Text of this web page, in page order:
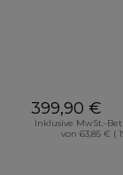
399,90 €
Inklusive MwSt.-
von 63,85 € (